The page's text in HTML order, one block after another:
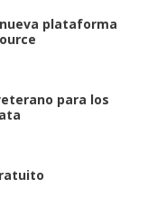
plataforma
para los